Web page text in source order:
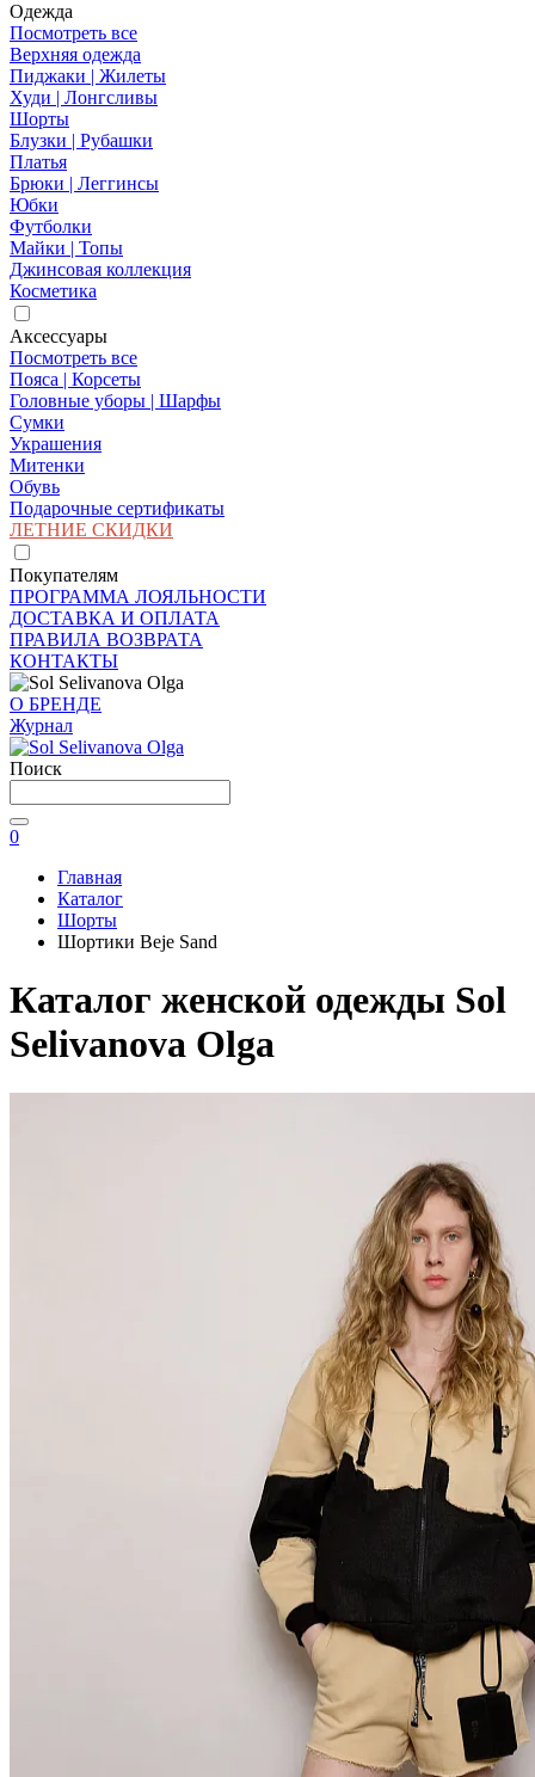
Одежда
Посмотреть все
Верхняя одежда
Пиджаки | Жилеты
Худи | Лонгсливы
Шорты
Блузки | Рубашки
Платья
Брюки | Леггинсы
Юбки
Футболки
Майки | Топы
Джинсовая коллекция
Косметика
Аксессуары
Посмотреть все
Пояса | Корсеты
Головные уборы | Шарфы
Сумки
Украшения
Митенки
Обувь
Подарочные сертификаты
ЛЕТНИЕ СКИДКИ
Покупателям
ПРОГРАММА ЛОЯЛЬНОСТИ
ДОСТАВКА И ОПЛАТА
ПРАВИЛА ВОЗВРАТА
КОНТАКТЫ
О БРЕНДЕ
Журнал
Поиск
0
Главная
Каталог
Шорты
Шортики Beje Sand
Каталог женской одежды Sol
Selivanova Olga